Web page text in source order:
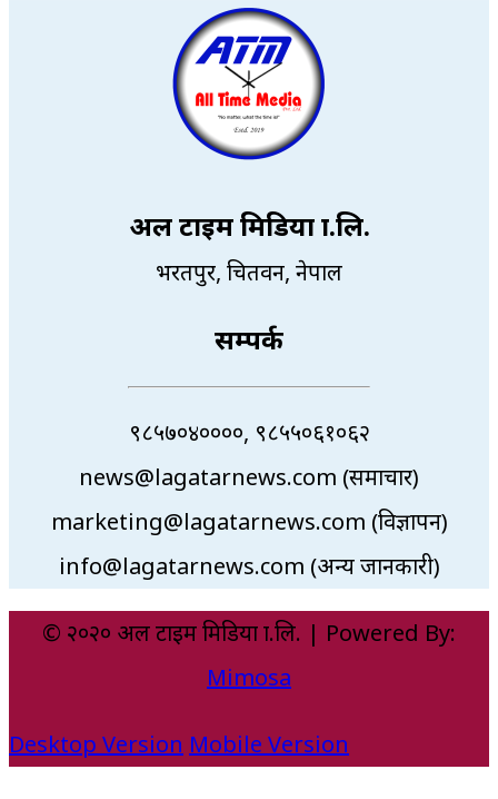
अल टाइम मिडिया प्रा.लि.
भरतपुर, चितवन, नेपाल
सम्पर्क
९८५७०४००००, ९८५५०६१०६२
news@lagatarnews.com (समाचार)
marketing@lagatarnews.com (विज्ञापन)
info@lagatarnews.com (अन्य जानकारी)
© २०२० अल टाइम मिडिया प्रा.लि. | Powered By:
Mimosa
Desktop Version Mobile Version